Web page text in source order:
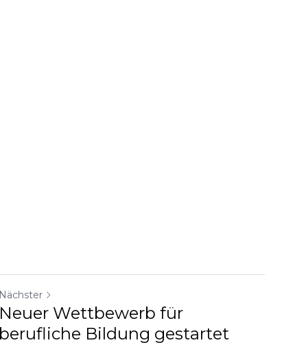
Nächster
Neuer Wettbewerb für
berufliche Bildung gestartet